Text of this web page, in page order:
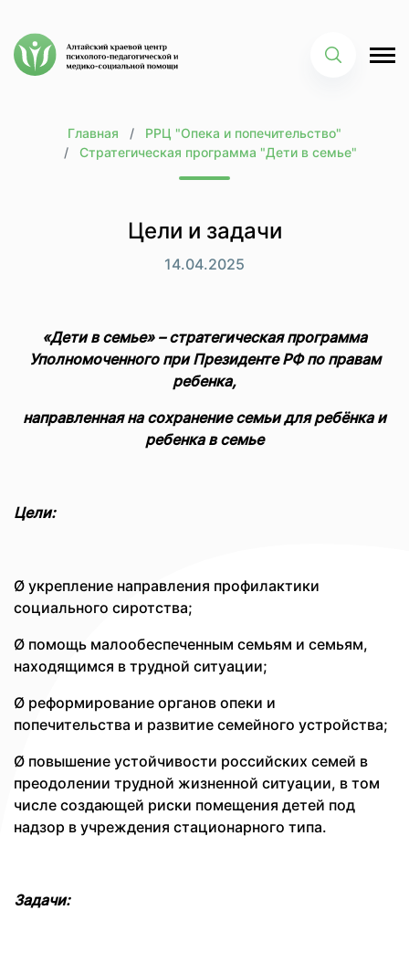
Главная
РРЦ "Опека и попечительство"
Стратегическая программа "Дети в семье"
Цели и задачи
14.04.2025
«Дети в семье» –стратегическая программа
Уполномоченного при Президенте РФ по правам
ребенка,
направленная на сохранение семьи для ребёнка и
ребенка в семье
Цели:
Ø укрепление направления профилактики
социального сиротства;
Ø помощь малообеспеченным семьям и семьям,
находящимся в трудной ситуации;
Ø реформирование органов опеки и
попечительства и развитие семейного устройства;
Ø повышение устойчивости российских семей в
преодолении трудной жизненной ситуации, в том
числе создающей риски помещения детей под
надзор в учреждения стационарного типа.
Задачи: